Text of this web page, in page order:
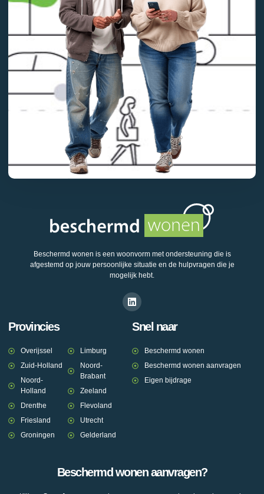
Beschermd wonen is een woonvorm met ondersteuning die is
afgestemd op jouw persoonlijke situatie en de hulpvragen die je
mogelijk hebt.
Provincies
Overijssel
Zuid-Holland
Noord-
Holland
Drenthe
Friesland
Groningen
Limburg
Noord-
Brabant
Zeeland
Flevoland
Utrecht
Gelderland
Snel naar
Beschermd wonen
Beschermd wonen aanvragen
Eigen bijdrage
Beschermd wonen aanvragen?